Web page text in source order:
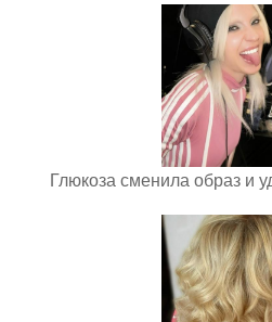
Глюкоза сменила образ и